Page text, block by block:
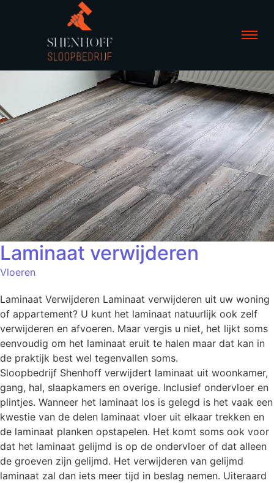
Laminaat verwijderen
Vloeren
Laminaat Verwijderen Laminaat verwijderen uit uw woning
of appartement? U kunt het laminaat natuurlijk ook zelf
verwijderen en afvoeren. Maar vergis u niet, het lijkt soms
eenvoudig om het laminaat eruit te halen maar dat kan in
de praktijk best wel tegenvallen soms.
Sloopbedrijf Shenhoff verwijdert laminaat uit woonkamer,
gang, hal, slaapkamers en overige. Inclusief ondervloer en
plintjes. Wanneer het laminaat los is gelegd is het vaak een
kwestie van de delen laminaat vloer uit elkaar trekken en
de laminaat planken opstapelen. Het komt soms ook voor
dat het laminaat gelijmd is op de ondervloer of dat alleen
de groeven zijn gelijmd. Het verwijderen van gelijmd
laminaat zal dan iets meer tijd in beslag nemen. Uiteraard